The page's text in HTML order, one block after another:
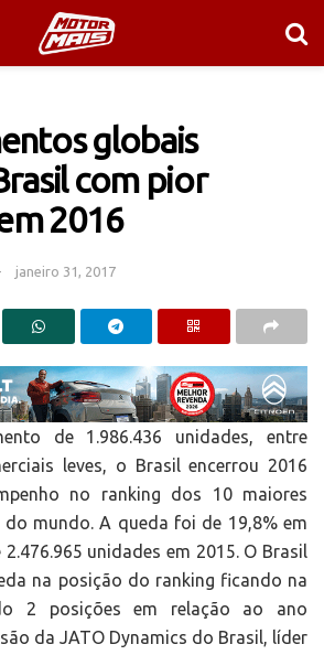
globais
com pior
2016
janeiro 31, 2017
de 1.986.436 unidades, entre
leves, o Brasil encerrou 2016
no ranking dos 10 maiores
mundo. A queda foi de 19,8% em
unidades em 2015. O Brasil
na posição do ranking ficando na
2 posições em relação ao ano
da JATO Dynamics do Brasil, líder